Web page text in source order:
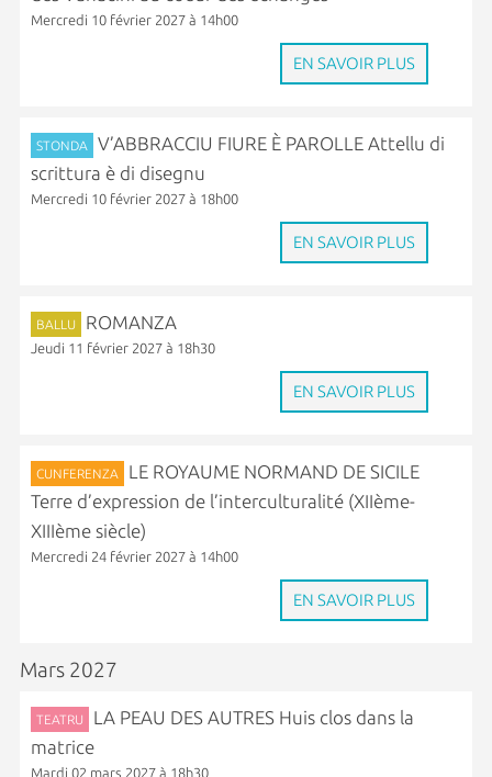
Mercredi 10 février 2027 à 14h00
EN SAVOIR PLUS
STONDA
V’ABBRACCIU FIURE È PAROLLE Attellu di
scrittura è di disegnu
Mercredi 10 février 2027 à 18h00
EN SAVOIR PLUS
BALLU ROMANZA
Jeudi 11 février 2027 à 18h30
EN SAVOIR PLUS
CUNFERENZA
LE ROYAUME NORMAND DE SICILE
Terre d’expression de l’interculturalité (XIIème-
XIIIème siècle)
Mercredi 24 février 2027 à 14h00
EN SAVOIR PLUS
Mars 2027
TEATRU
LA PEAU DES AUTRES Huis clos dans la
matrice
Mardi 02 mars 2027 à 18h30